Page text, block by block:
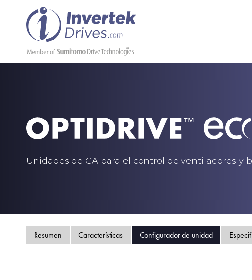
Unidades de CA para el control de ventiladores y
Resumen Características Configurador de unidad